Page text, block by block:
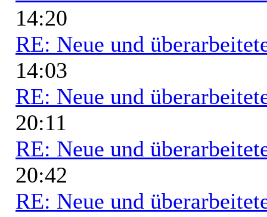
14:20
RE: Neue und
14:03
RE: Neue und
20:11
RE: Neue und
20:42
RE: Neue und